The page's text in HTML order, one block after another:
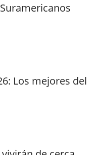
Los mejores del